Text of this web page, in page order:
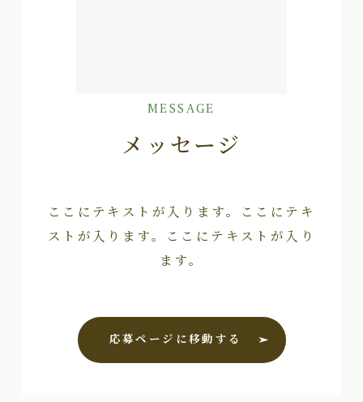
MESSAGE
メッセージ
ここにテキストが入ります。ここにテキ
ストが入ります。ここにテキストが入り
ます。
応募ページに移動する